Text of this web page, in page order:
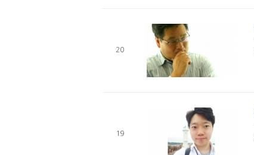
20
19